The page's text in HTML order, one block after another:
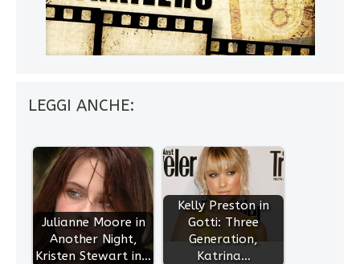
LEGGI ANCHE:
Julianne Moore in
Another Night,
Kristen Stewart in…
Kelly Preston in
Gotti: Three
Generation,
Katrina…